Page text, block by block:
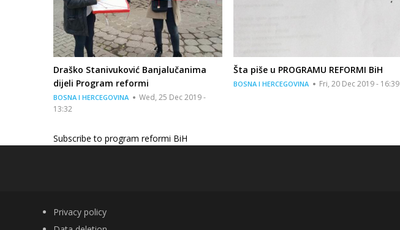
Draško Stanivuković Banjalučanima
dijeli Program reformi
BOSNA I HERCEGOVINA
Wed, 25 Dec 2019 -
13:32
Šta piše u PROGRAMU REFORMI BiH
BOSNA I HERCEGOVINA Fri, 20 Dec 2019 - 16:39
Subscribe to program reformi BiH
FOOTER
Privacy policy